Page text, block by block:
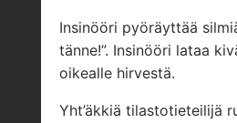
Insinööri pyöräyttää
tänne!”. Insinööri lataa
oikealle hirvestä.
Yht’äkkiä tilastotieteilijä